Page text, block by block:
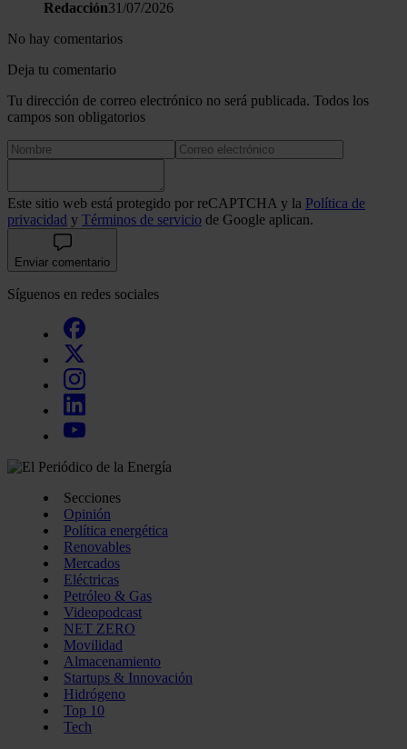
Redacción31/07/2026
No hay comentarios
Deja tu comentario
Tu dirección de correo electrónico no será publicada. Todos los
campos son obligatorios
Este sitio web está protegido por reCAPTCHA y la Política de
privacidad y Términos de servicio de Google aplican.
Enviar comentario
Síguenos en redes sociales
Secciones
Opinión
Política energética
Renovables
Mercados
Eléctricas
Petróleo & Gas
Videopodcast
NET ZERO
Movilidad
Almacenamiento
Startups & Innovación
Hidrógeno
Top 10
Tech